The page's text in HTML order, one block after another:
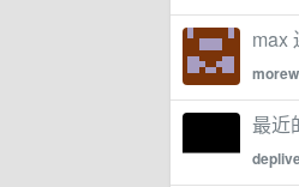
max
最近